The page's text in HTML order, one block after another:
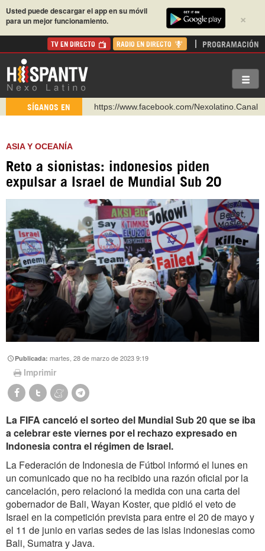
×
Usted puede descargar el app en su móvil
para un mejor funcionamiento.
TV EN DIRECTO RADIO EN DIRECTO PROGRAMACIÓN
SÍGANOS EN
https://www.facebook.com/Nexolatino.Canal
https://t.me/hispantvcanal
https://urmedium.com/c/hispantv
Instagram como: hispan_tv
ASIA Y OCEANÍA
Reto a sionistas: indonesios piden
expulsar a Israel de Mundial Sub 20
Publicada:martes, 28 de marzo de 2023 9:19
Imprimir
La FIFA canceló el sorteo del Mundial Sub 20 que se iba
a celebrar este viernes por el rechazo expresado en
Indonesia contra el régimen de Israel.
La Federación de Indonesia de Fútbol informó el lunes en
un comunicado que no ha recibido una razón oficial por la
cancelación, pero relacionó la medida con una carta del
gobernador de Bali, Wayan Koster, que pidió el veto de
Israel en la competición prevista para entre el 20 de mayo y
el 11 de junio en varias sedes de las islas indonesias como
Bali, Sumatra y Java.